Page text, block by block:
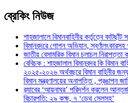
ব্রেকিং নিউজ
শাহজালালে বিমানবাহিনীর কর্তৃত্বে
বিমানবন্দরে গোপন অভিযান,
জাতীয় বেসামরিক বিমান চলাচল
বেবিচক : শাহজালাল বিমানবন্দর কি বিমান
২০২৫-২০২৬ অর্থবছরে বিমান বাহিনীর
বিমান মন্ত্রণালয়ের অনাপত্তি , প্রঙাপন
র‍্যাবের ‘আয়নাঘর’ পরিদর্শন করলেন
বিচারপতি: ২৯ কক্ষ, ৭ ‘ডেথ সেলসহ’